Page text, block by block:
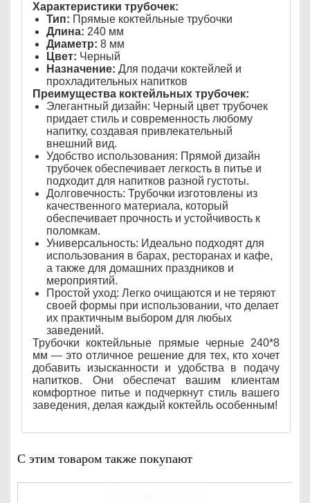
Характеристики трубочек:
Тип: Прямые коктейльные трубочки
Длина: 240 мм
Диаметр: 8 мм
Цвет: Черный
Назначение: Для подачи коктейлей и
прохладительных напитков
Преимущества коктейльных трубочек:
Элегантный дизайн: Черный цвет трубочек
придает стиль и современность любому
напитку, создавая привлекательный
внешний вид.
Удобство использования: Прямой дизайн
трубочек обеспечивает легкость в питье и
подходит для напитков разной густоты.
Долговечность: Трубочки изготовлены из
качественного материала, который
обеспечивает прочность и устойчивость к
поломкам.
Универсальность: Идеально подходят для
использования в барах, ресторанах и кафе,
а также для домашних праздников и
мероприятий.
Простой уход: Легко очищаются и не теряют
своей формы при использовании, что делает
их практичным выбором для любых
заведений.
Трубочки коктейльные прямые черные 240*8
мм — это отличное решение для тех, кто хочет
добавить изысканности и удобства в подачу
напитков. Они обеспечат вашим клиентам
комфортное питье и подчеркнут стиль вашего
заведения, делая каждый коктейль особенным!
С этим товаром также покупают